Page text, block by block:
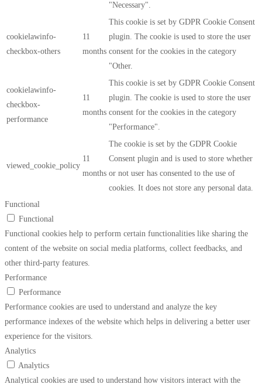
"Necessary".
cookielawinfo-
checkbox-others
11
months
This cookie is set by GDPR Cookie Consent
plugin. The cookie is used to store the user
consent for the cookies in the category
"Other.
cookielawinfo-
checkbox-
performance
11
months
This cookie is set by GDPR Cookie Consent
plugin. The cookie is used to store the user
consent for the cookies in the category
"Performance".
viewed_cookie_policy
11
months
The cookie is set by the GDPR Cookie
Consent plugin and is used to store whether
or not user has consented to the use of
cookies. It does not store any personal data.
Functional
Functional
Functional cookies help to perform certain functionalities like sharing the
content of the website on social media platforms, collect feedbacks, and
other third-party features.
Performance
Performance
Performance cookies are used to understand and analyze the key
performance indexes of the website which helps in delivering a better user
experience for the visitors.
Analytics
Analytics
Analytical cookies are used to understand how visitors interact with the